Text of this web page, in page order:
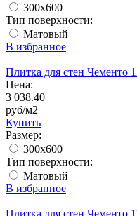
300x600
Тип поверхности:
Матовый
В избранное
Плитка для стен Чементо
Цена:
3 038.40
руб/м2
Купить
Размер:
300x600
Тип поверхности:
Матовый
В избранное
Плитка для стен Чементо